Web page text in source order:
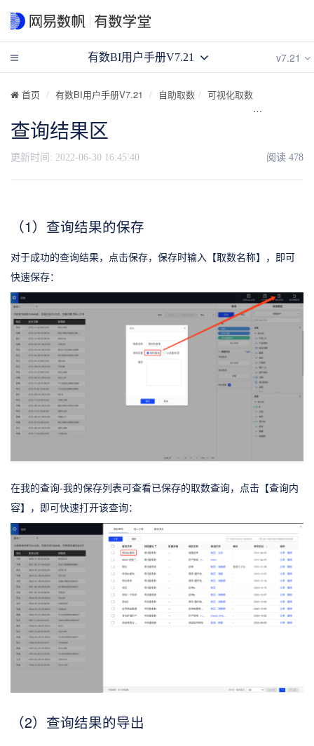
首页 有数BI用户手册V7.21 自助取数 可视化取数
查询结果区
更新时间: 2022-06-30 16:45:40 阅读 478
（1）查询结果的保存
对于成功的查询结果，点击保存，保存时输入【取数名称】，即可
快速保存：
在我的查询-我的保存列表可查看已保存的取数查询，点击【查询内
容】，即可快速打开该查询：
（2）查询结果的导出
有数BI用户手册V7.21 v7.21